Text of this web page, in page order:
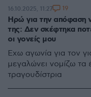
Ηρώ για την απόφαση
της: Δεν σκέφτηκα
οι γονείς μου
Έχω αγωνία για τον
μεγαλώνει νομίζω
τραγουδίστρια
16.10.2025, 11:27 19